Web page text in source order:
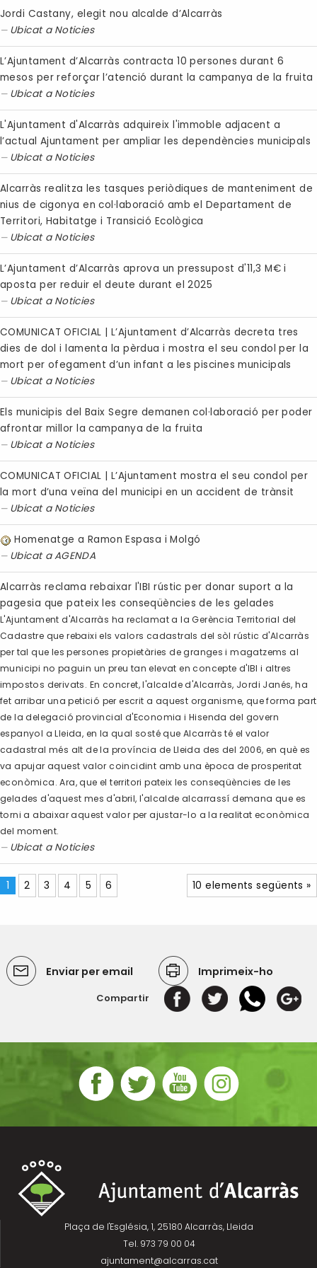
Jordi Castany, elegit nou alcalde d’Alcarràs
Ubicat a Noticies
L’Ajuntament d’Alcarràs contracta 10 persones durant 6
mesos per reforçar l’atenció durant la campanya de la fruita
Ubicat a Noticies
L'Ajuntament d'Alcarràs adquireix l'immoble adjacent a
l’actual Ajuntament per ampliar les dependències municipals
Ubicat a Noticies
Alcarràs realitza les tasques periòdiques de manteniment de
nius de cigonya en col·laboració amb el Departament de
Territori, Habitatge i Transició Ecològica
Ubicat a Noticies
L’Ajuntament d’Alcarràs aprova un pressupost d'11,3 M€ i
aposta per reduir el deute durant el 2025
Ubicat a Noticies
COMUNICAT OFICIAL | L’Ajuntament d’Alcarràs decreta tres
dies de dol i lamenta la pèrdua i mostra el seu condol per la
mort per ofegament d’un infant a les piscines municipals
Ubicat a Noticies
Els municipis del Baix Segre demanen col·laboració per poder
afrontar millor la campanya de la fruita
Ubicat a Noticies
COMUNICAT OFICIAL | L’Ajuntament mostra el seu condol per
la mort d’una veïna del municipi en un accident de trànsit
Ubicat a Noticies
Homenatge a Ramon Espasa i Molgó
Ubicat aAGENDA
Alcarràs reclama rebaixar l'IBI rústic per donar suport a la
pagesia que pateix les conseqüències de les gelades
L'Ajuntament d'Alcarràs ha reclamat a la Gerència Territorial del
Cadastre que rebaixi els valors cadastrals del sòl rústic d'Alcarràs
per tal que les persones propietàries de granges i magatzems al
municipi no paguin un preu tan elevat en concepte d'IBI i altres
impostos derivats. En concret, l'alcalde d'Alcarràs, Jordi Janés, ha
fet arribar una petició per escrit a aquest organisme, que forma part
de la delegació provincial d'Economia i Hisenda del govern
espanyol a Lleida, en la qual sosté que Alcarràs té el valor
cadastral més alt de la província de Lleida des del 2006, en què es
va apujar aquest valor coincidint amb una època de prosperitat
econòmica. Ara, que el territori pateix les conseqüències de les
gelades d'aquest mes d'abril, l'alcalde alcarrassí demana que es
torni a abaixar aquest valor per ajustar-lo a la realitat econòmica
del moment.
Ubicat a Noticies
10 elements següents »
1 2 3 4 5 6
Enviar per email Imprimeix-ho
Compartir
Plaça de l'Església, 1, 25180 Alcarràs, Lleida
Tel. 973 79 00 04
ajuntament@alcarras.cat